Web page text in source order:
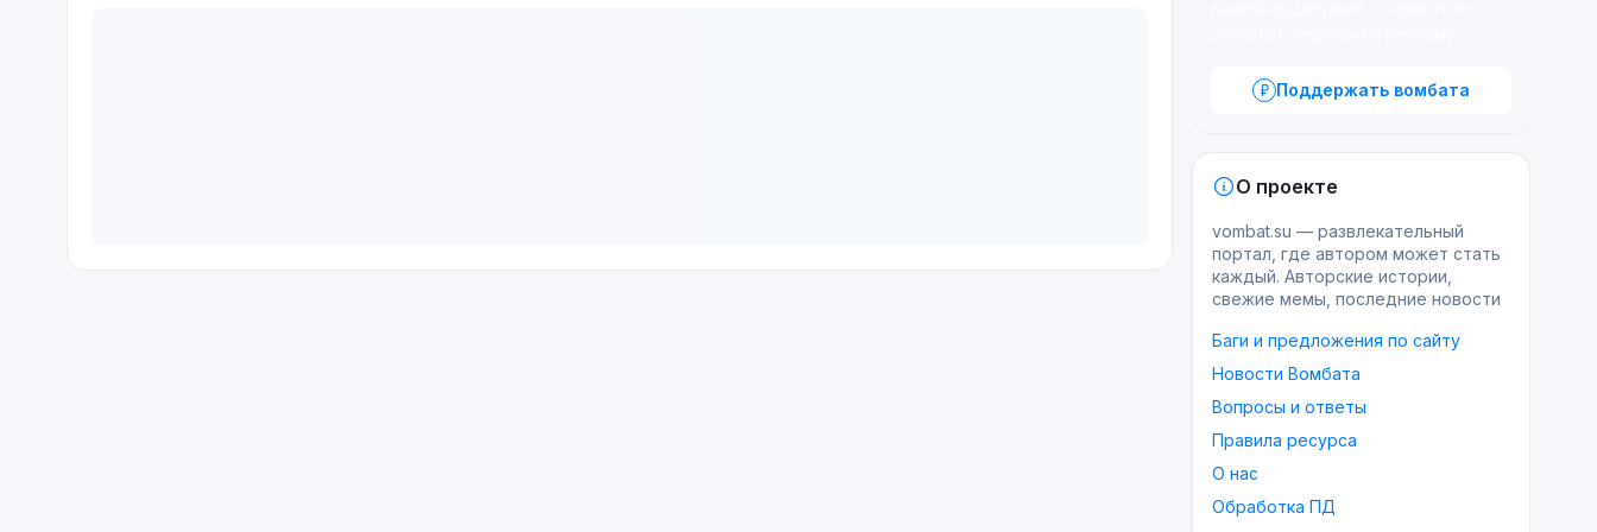
Поддержать вомбата
О проекте
vombat.su — развлекательный
портал, где автором может стать
каждый. Авторские истории,
свежие мемы, последние новости
Баги и предложения по сайту
Новости Вомбата
Вопросы и ответы
Правила ресурса
О нас
Обработка ПД